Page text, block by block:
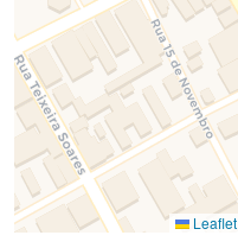
Leaflet